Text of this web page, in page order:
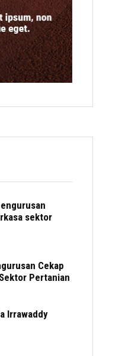
sektor
Cekap
Pertanian
Irrawaddy